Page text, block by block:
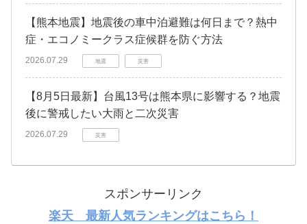
【熊本地震】地震後の車中泊避難は何日まで？熱中
症・エコノミークラス症候群を防ぐ方法
2026.07.29 地震 災害
【8月5日最新】台風13号は熊本県に影響する？地震
後に警戒したい大雨と二次災害
2026.07.29 災害
スポンサーリンク
楽天 最新人気ランキングはこちら！